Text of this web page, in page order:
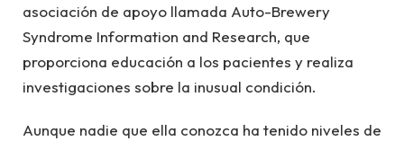
asociación de apoyo llamada Auto-Brewery
Syndrome Information and Research, que
proporciona educación a los pacientes y realiza
investigaciones sobre la inusual condición.
Aunque nadie que ella conozca ha tenido niveles de